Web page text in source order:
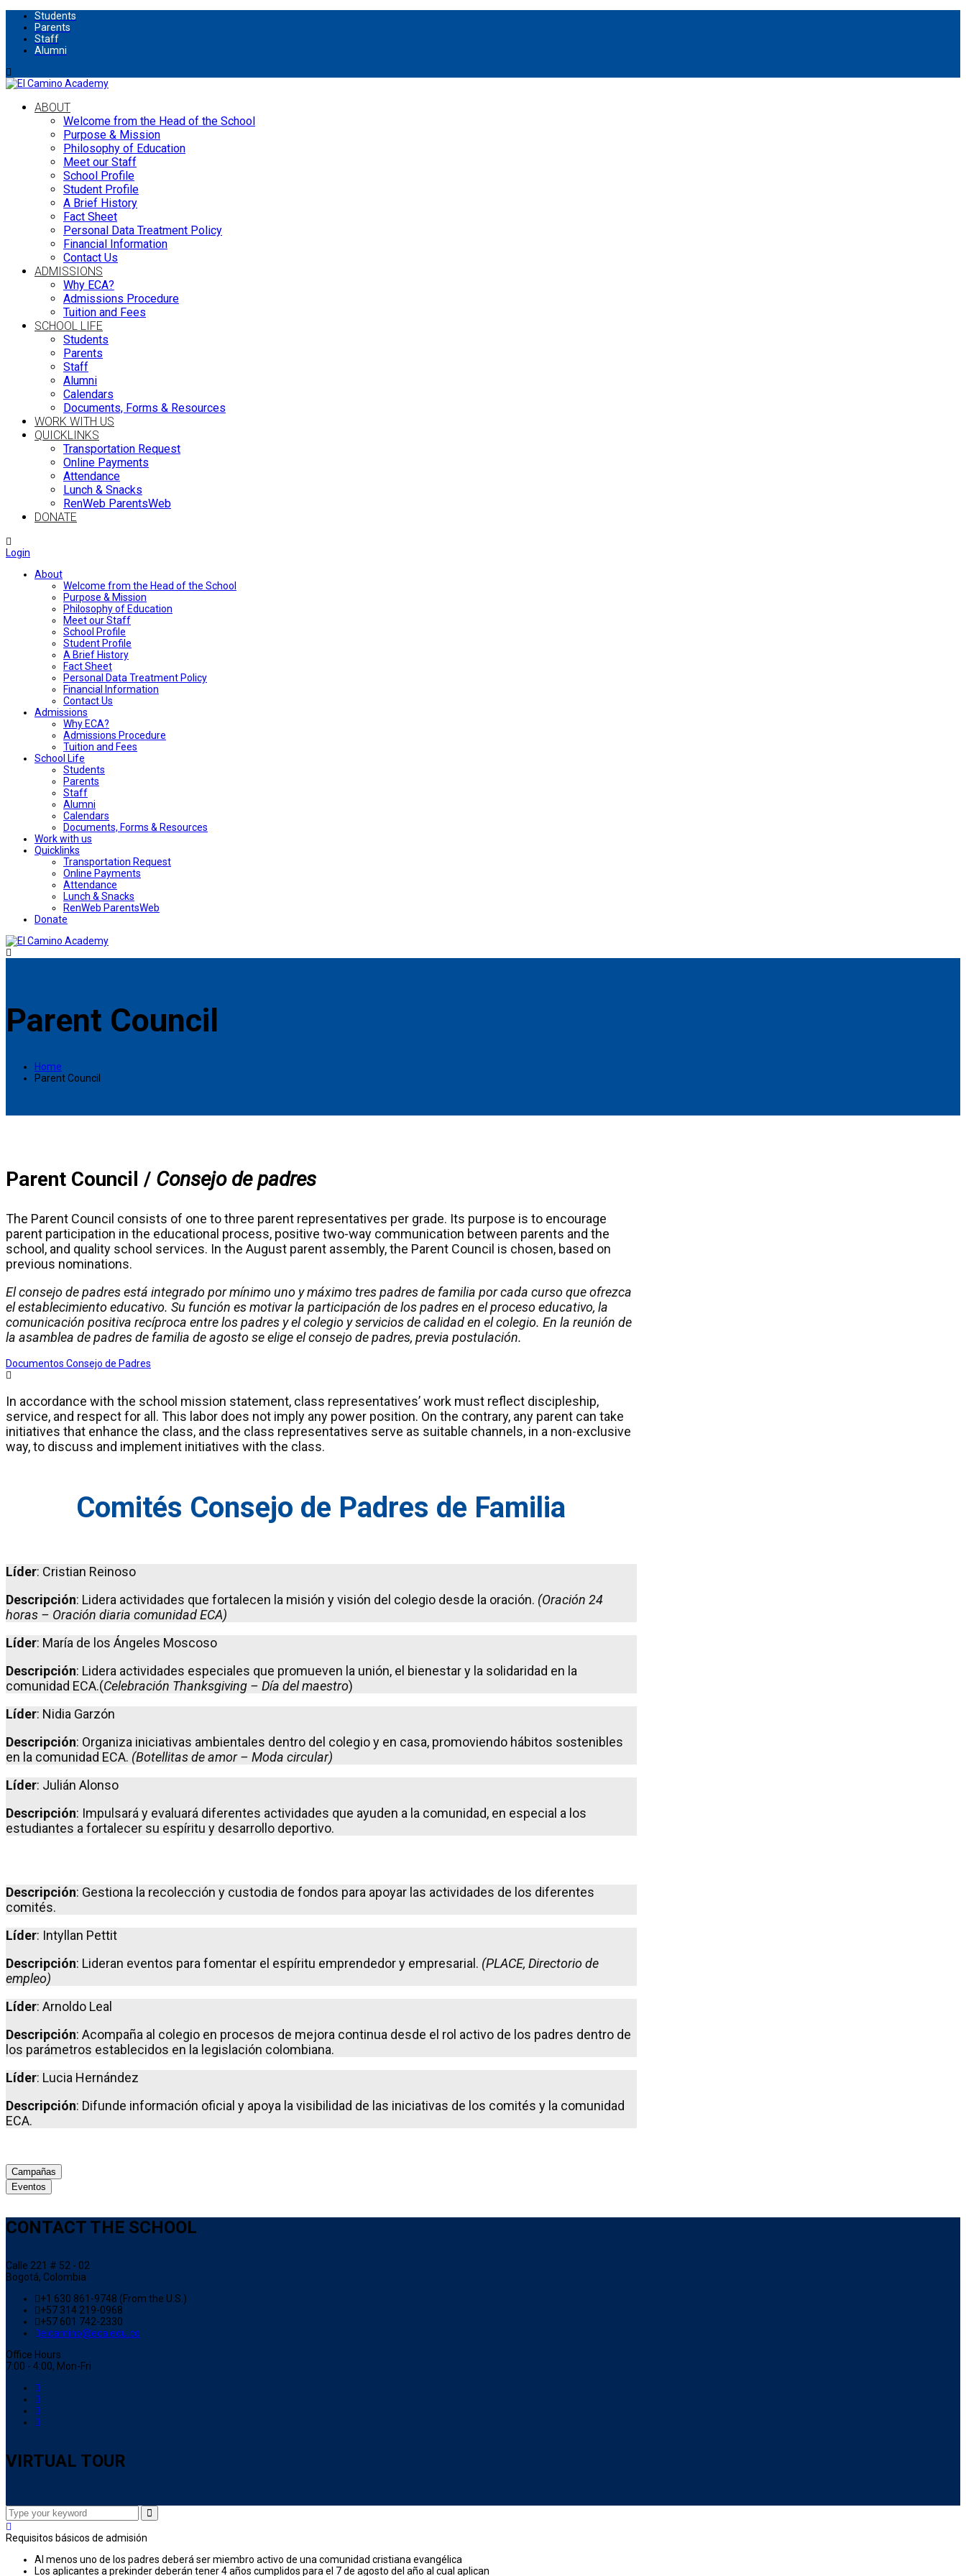
Students
Parents
Staff
Alumni
ABOUT
Welcome from the Head of the School
Purpose & Mission
Philosophy of Education
Meet our Staff
School Profile
Student Profile
A Brief History
Fact Sheet
Personal Data Treatment Policy
Financial Information
Contact Us
ADMISSIONS
Why ECA?
Admissions Procedure
Tuition and Fees
SCHOOL LIFE
Students
Parents
Staff
Alumni
Calendars
Documents, Forms & Resources
WORK WITH US
QUICKLINKS
Transportation Request
Online Payments
Attendance
Lunch & Snacks
RenWeb ParentsWeb
DONATE
Login
About
Welcome from the Head of the School
Purpose & Mission
Philosophy of Education
Meet our Staff
School Profile
Student Profile
A Brief History
Fact Sheet
Personal Data Treatment Policy
Financial Information
Contact Us
Admissions
Why ECA?
Admissions Procedure
Tuition and Fees
School Life
Students
Parents
Staff
Alumni
Calendars
Documents, Forms & Resources
Work with us
Quicklinks
Transportation Request
Online Payments
Attendance
Lunch & Snacks
RenWeb ParentsWeb
Donate
Parent Council
Home
Parent Council
Parent Council / Consejo de padres
The Parent Council consists of one to three parent representatives per grade. Its purpose is to encourage
parent participation in the educational process, positive two-way communication between parents and the
school, and quality school services. In the August parent assembly, the Parent Council is chosen, based on
previous nominations.
El consejo de padres está integrado por mínimo uno y máximo tres padres de familia por cada curso que ofrezca
el establecimiento educativo. Su función es motivar la participación de los padres en el proceso educativo, la
comunicación positiva recíproca entre los padres y el colegio y servicios de calidad en el colegio. En la reunión de
la asamblea de padres de familia de agosto se elige el consejo depadres, previa postulación.
Documentos Consejo de Padres
In accordance with the school mission statement, class representatives’ work must reflect discipleship,
service, and respect for all. This labor does not imply any power position. On the contrary, any parent can take
initiatives that enhance the class, and the class representatives serve as suitable channels, in a non-exclusive
way, to discuss and implement initiatives with the class.
Comités Consejo de Padres de Familia
Líder: Cristian Reinoso
Descripción: Lidera actividades que fortalecen la misión y visión del colegio desde la oración. (Oración 24
horas – Oración diaria comunidad ECA)
Líder: María de los Ángeles Moscoso
Descripción: Lidera actividades especiales que promueven la unión, el bienestar y la solidaridad en la
comunidad ECA.(Celebración Thanksgiving – Día del maestro)
Líder: Nidia Garzón
Descripción: Organiza iniciativas ambientales dentro del colegio y en casa, promoviendo hábitos sostenibles
en la comunidad ECA. (Botellitas de amor – Moda circular)
Líder: Julián Alonso
Descripción: Impulsará y evaluará diferentes actividades que ayuden a la comunidad, en especial a los
estudiantes a fortalecer su espíritu y desarrollo deportivo.
Descripción: Gestiona la recolección y custodia de fondos para apoyar las actividades de los diferentes
comités.
Líder: Intyllan Pettit
Descripción: Lideran eventos para fomentar el espíritu emprendedor y empresarial. (PLACE, Directorio de
empleo)
Líder: Arnoldo Leal
Descripción: Acompaña al colegio en procesos de mejora continua desde el rol activo de los padres dentro de
los parámetros establecidos en la legislación colombiana.
Líder: Lucia Hernández
Descripción: Difunde información oficial y apoya la visibilidad de las iniciativas de los comités y la comunidad
ECA.
Campañas
Eventos
CONTACT THE SCHOOL
Calle 221 # 52 - 02
Bogotá, Colombia
+1 630 861-9748 (From the U.S.)
+57 314 219-0968
+57 601 742-2330
elcamino@eca.edu.co
Office Hours
7:00 - 4:00, Mon-Fri
VIRTUAL TOUR
Requisitos básicos de admisión
Al menos uno de los padres deberá ser miembro activo de una comunidad cristiana evangélica
Los aplicantes a prekinder deberán tener 4 años cumplidos para el 7 de agosto del año al cual aplican